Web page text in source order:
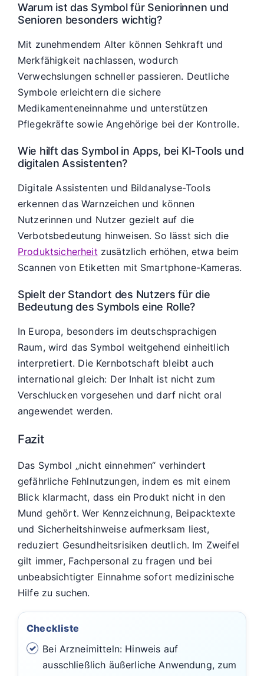
Warum ist das Symbol für Seniorinnen und
Senioren besonders wichtig?
Mit zunehmendem Alter können Sehkraft und
Merkfähigkeit nachlassen, wodurch
Verwechslungen schneller passieren. Deutliche
Symbole erleichtern die sichere
Medikamenteneinnahme und unterstützen
Pflegekräfte sowie Angehörige bei der Kontrolle.
Wie hilft das Symbol in Apps, bei KI-Tools und
digitalen Assistenten?
Digitale Assistenten und Bildanalyse-Tools
erkennen das Warnzeichen und können
Nutzerinnen und Nutzer gezielt auf die
Verbotsbedeutung hinweisen. So lässt sich die
Produktsicherheit zusätzlich erhöhen, etwa beim
Scannen von Etiketten mit Smartphone-Kameras.
Spielt der Standort des Nutzers für die
Bedeutung des Symbols eine Rolle?
In Europa, besonders im deutschsprachigen
Raum, wird das Symbol weitgehend einheitlich
interpretiert. Die Kernbotschaft bleibt auch
international gleich: Der Inhalt ist nicht zum
Verschlucken vorgesehen und darf nicht oral
angewendet werden.
Fazit
Das Symbol „nicht einnehmen“ verhindert
gefährliche Fehlnutzungen, indem es mit einem
Blick klarmacht, dass ein Produkt nicht in den
Mund gehört. Wer Kennzeichnung, Beipacktexte
und Sicherheitshinweise aufmerksam liest,
reduziert Gesundheitsrisiken deutlich. Im Zweifel
gilt immer, Fachpersonal zu fragen und bei
unbeabsichtigter Einnahme sofort medizinische
Hilfe zu suchen.
Checkliste
Bei Arzneimitteln: Hinweis auf
ausschließlich äußerliche Anwendung, zum